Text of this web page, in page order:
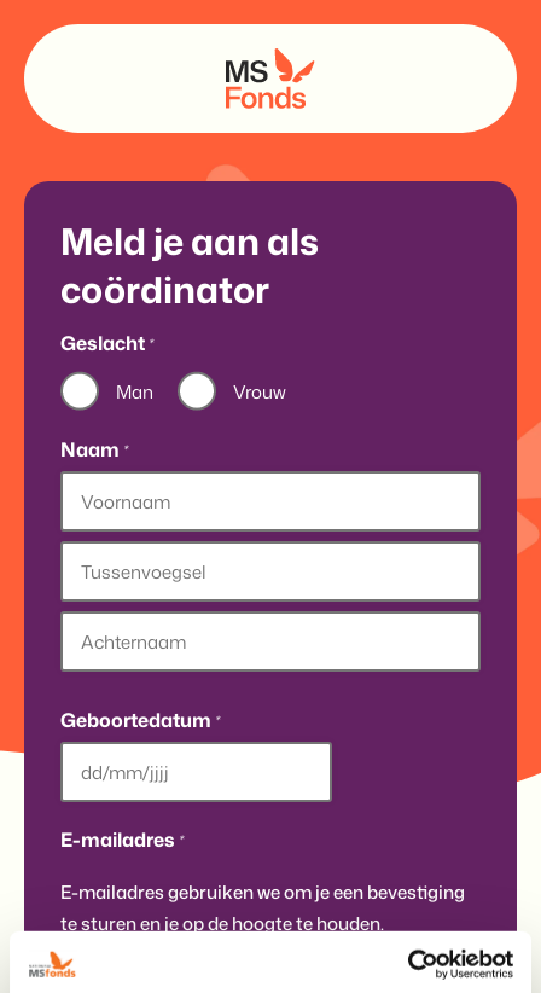
Meld je aan als
coördinator
Geslacht *
Man Vrouw
Naam *
Voornaam
Tussenvoegsel
Geboortedatum *
DD
slash
slash
YYYY
E-mailadres *
E-mailadres gebruiken we om je een bevestiging
te sturen en je op de hoogte te houden.